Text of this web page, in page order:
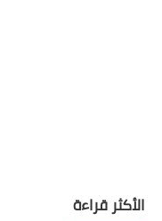
الأكثر قراءة